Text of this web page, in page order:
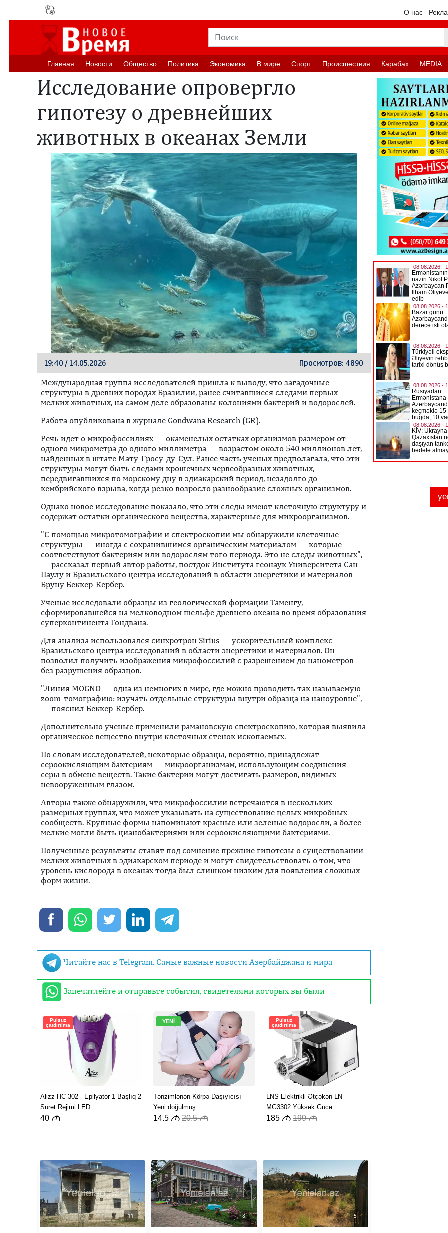
О нас
Главная Новости Oбщество Политика Экономика В мире Спорт Происшествия Карабах MEDIA
Исследование опровергло
гипотезу о древнейших
животных в океанах Земли
19:40 / 14.05.2026 Просмотров: 4890
Международная группа исследователей пришла к выводу, что загадочные
структуры в древних породах Бразилии, ранее считавшиеся следами первых
мелких животных, на самом деле образованы колониями бактерий и водорослей.
Работа опубликована в журнале Gondwana Research (GR).
Речь идет о микрофоссилиях — окаменелых остатках организмов размером от
одного микрометра до одного миллиметра — возрастом около 540 миллионов лет,
найденных в штате Мату-Гросу-ду-Сул. Ранее часть ученых предполагала, что эти
структуры могут быть следами крошечных червеобразных животных,
передвигавшихся по морскому дну в эдиакарский период, незадолго до
кембрийского взрыва, когда резко возросло разнообразие сложных организмов.
Однако новое исследование показало, что эти следы имеют клеточную структуру и
содержат остатки органического вещества, характерные для микроорганизмов.
"С помощью микротомографии и спектроскопии мы обнаружили клеточные
структуры — иногда с сохранившимся органическим материалом — которые
соответствуют бактериям или водорослям того периода. Это не следы животных",
— рассказал первый автор работы, постдок Института геонаук Университета Сан-
Паулу и Бразильского центра исследований в области энергетики и материалов
Бруну Беккер-Кербер.
Ученые исследовали образцы из геологической формации Таменгу,
сформировавшейся на мелководном шельфе древнего океана во время образования
суперконтинента Гондвана.
Для анализа использовался синхротрон Sirius — ускорительный комплекс
Бразильского центра исследований в области энергетики и материалов. Он
позволил получить изображения микрофоссилий с разрешением до нанометров
без разрушения образцов.
"Линия MOGNO — одна из немногих в мире, где можно проводить так называемую
zoom-томографию: изучать отдельные структуры внутри образца на наноуровне",
— пояснил Беккер-Кербер.
Дополнительно ученые применили рамановскую спектроскопию, которая выявила
органическое вещество внутри клеточных стенок ископаемых.
По словам исследователей, некоторые образцы, вероятно, принадлежат
сероокисляющим бактериям — микроорганизмам, использующим соединения
серы в обмене веществ. Такие бактерии могут достигать размеров, видимых
невооруженным глазом.
Авторы также обнаружили, что микрофоссилии встречаются в нескольких
размерных группах, что может указывать на существование целых микробных
сообществ. Крупные формы напоминают красные или зеленые водоросли, а более
мелкие могли быть цианобактериями или сероокисляющими бактериями.
Полученные результаты ставят под сомнение прежние гипотезы о существовании
мелких животных в эдиакарском периоде и могут свидетельствовать о том, что
уровень кислорода в океанах тогда был слишком низким для появления сложных
форм жизни.
Читайте нас в Telegram. Самые важные новости Азербайджана и мира
Запечатлейте и отправьте события, свидетелями которых вы были